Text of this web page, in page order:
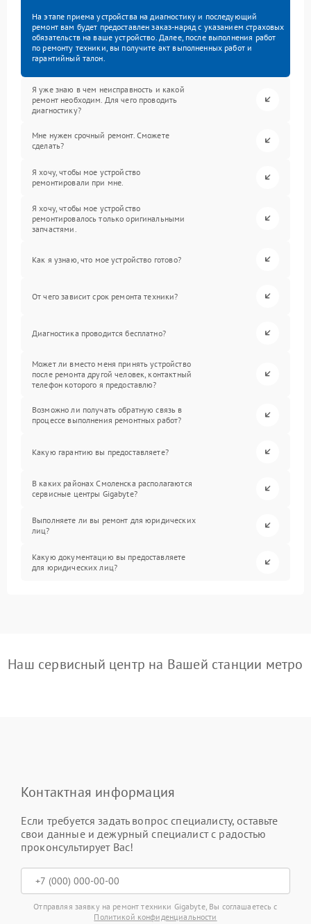
На этапе приема устройства на диагностику и последующий
ремонт вам будет предоставлен заказ-наряд с указанием страховых
обязательств на ваше устройство. Далее, после выполнения работ
по ремонту техники, вы получите акт выполненных работ и
гарантийный талон.
Я уже знаю в чем неисправность и какой
ремонт необходим. Для чего проводить
диагностику?
Мне нужен срочный ремонт. Сможете
сделать?
Я хочу, чтобы мое устройство
ремонтировали при мне.
Я хочу, чтобы мое устройство
ремонтировалось только оригинальными
запчастями.
Как я узнаю, что мое устройство готово?
От чего зависит срок ремонта техники?
Диагностика проводится бесплатно?
Может ли вместо меня принять устройство
после ремонта другой человек, контактный
телефон которого я предоставлю?
Возможно ли получать обратную связь в
процессе выполнения ремонтных работ?
Какую гарантию вы предоставляете?
В каких районах Смоленска располагаются
сервисные центры Gigabyte?
Выполняете ли вы ремонт для юридических
лиц?
Какую документацию вы предоставляете
для юридических лиц?
Наш сервисный центр на Вашей станции метро
Контактная информация
Если требуется задать вопрос специалисту, оставьте
свои данные и дежурный специалист с радостью
проконсультирует Вас!
Отправляя заявку на ремонт техники Gigabyte, Вы соглашаетесь с
Политикой конфиденциальности